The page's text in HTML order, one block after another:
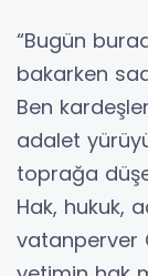
“Bugün
bakarken
Ben
adalet
toprağa
Hak, hukuk,
vatanperver